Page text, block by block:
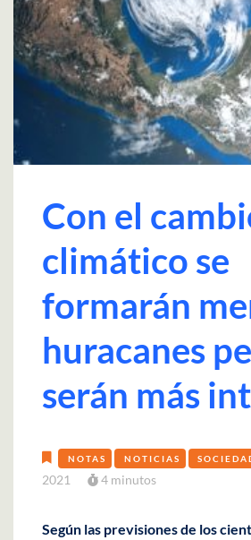
Con el
climático se
formarán
huracanes
serán más
NOTAS NOTICIAS
2021
4 minutos
Según las previsiones de los